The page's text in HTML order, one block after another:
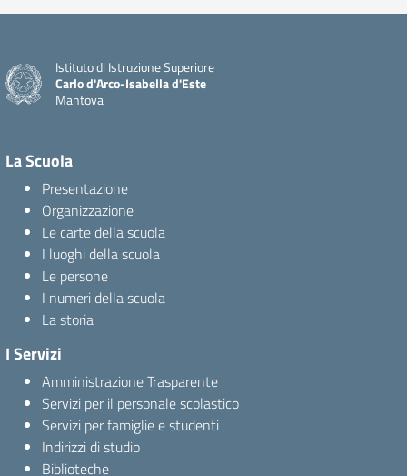
Istituto di Istruzione Superiore
Carlo d'Arco-Isabella d'Este
Mantova
La Scuola
Presentazione
Organizzazione
Le carte della scuola
I luoghi della scuola
Le persone
I numeri della scuola
La storia
I Servizi
Amministrazione Trasparente
Servizi per il personale scolastico
Servizi per famiglie e studenti
Indirizzi di studio
Biblioteche